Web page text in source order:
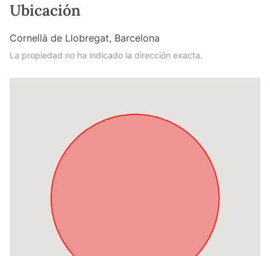
Ubicación
Cornellà de Llobregat, Barcelona
La propiedad no ha indicado la dirección exacta.